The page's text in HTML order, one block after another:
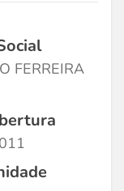
FERREIRA